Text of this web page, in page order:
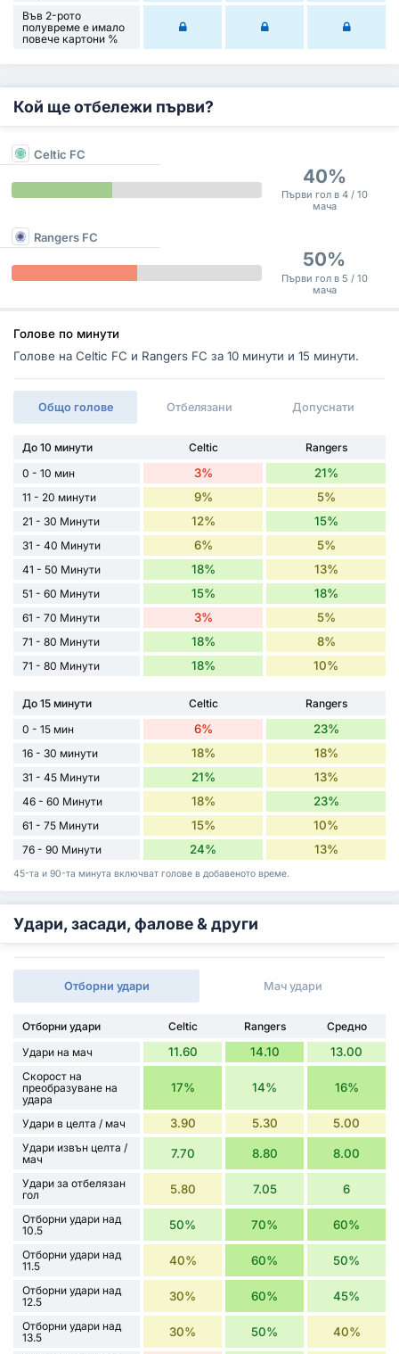
Във 2-рото
полувреме е имало
повече картони %
Кой ще отбележи първи?
Celtic FC
40%
Първи гол в 4 / 10
мача
Rangers FC
50%
Първи гол в 5 / 10
мача
Голове по минути
Голове на Celtic FC и Rangers FC за 10 минути и 15 минути.
Общо голове Отбелязани Допуснати
До 10 минути Celtic
Rangers
0 - 10 мин
3% 21%
11 - 20 минути 9% 5%
21 - 30 Минути 12% 15%
31 - 40 Минути 6% 5%
41 - 50 Минути 18% 13%
51 - 60 Минути 15% 18%
61 - 70 Минути 3% 5%
71 - 80 Минути 18% 8%
71 - 80 Минути 18% 10%
До 15 минути Celtic
Rangers
0 - 15 мин
6% 23%
16 - 30 минути 18% 18%
31 - 45 Минути 21% 13%
46 - 60 Минути 18% 23%
61 - 75 Минути 15% 10%
76 - 90 Минути 24% 13%
45-та и 90-та минута включват голове в добавеното време.
Удари, засади, фалове & други
Отборни удари Мач удари
Отборни удари Celtic Rangers
Средно
Удари на мач
11.60 14.10 13.00
Скорост на
преобразуване на
удара
17% 14% 16%
Удари в целта / мач 3.90 5.30 5.00
Удари извън целта /
мач
7.70 8.80 8.00
Удари за отбелязан
гол
5.80 7.05 6
Отборни удари над
10.5
50% 70% 60%
Отборни удари над
11.5
40% 60% 50%
Отборни удари над
12.5
30% 60% 45%
Отборни удари над
13.5
30% 50% 40%